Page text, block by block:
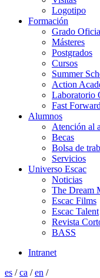
Logotipo
Formación
Grado
Másteres
Postgrados
Cursos
Summer
Action
Laboratorio
Fast
Alumnos
Atención al
Becas
Bolsa de
Servicios
Universo Escac
Noticias
The Dream
Escac Films
Escac Talent
Revista
BASS
Intranet
es /ca /en /